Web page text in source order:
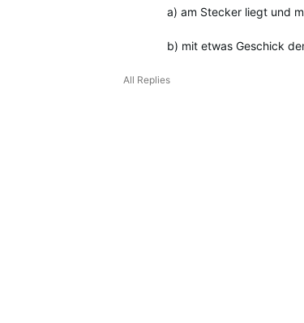
a) am Stecker liegt und
b) mit etwas Geschick
All Replies